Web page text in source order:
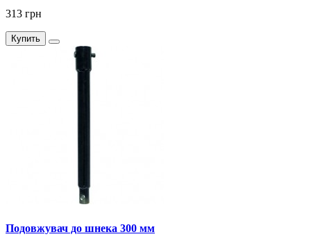
313 грн
Купить
Подовжувач до шнека 300 мм